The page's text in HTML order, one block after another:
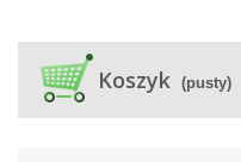
Koszyk (pusty)